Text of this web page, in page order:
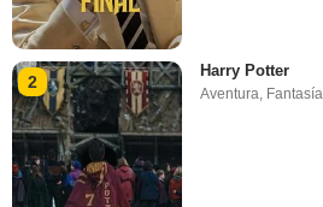
2
Harry Potter
Aventura Fantasía